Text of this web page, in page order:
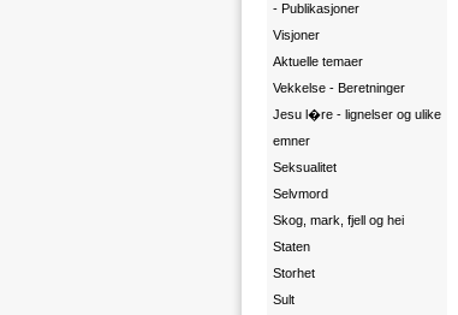
- Publikasjoner
Visjoner
Aktuelle temaer
Vekkelse - Beretninger
Jesu l�re - lignelser og ulike
emner
Seksualitet
Selvmord
Skog, mark, fjell og hei
Staten
Storhet
Sult